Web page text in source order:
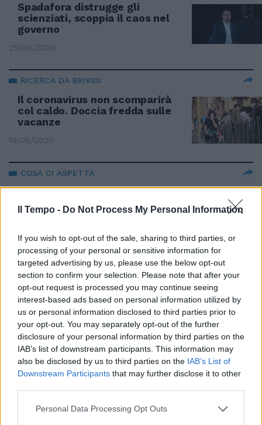
Il Tempo - Do Not Process My Personal Information
If you wish to opt-out of the sale, sharing to third parties, or
processing of your personal or sensitive information for
targeted advertising by us, please use the below opt-out
section to confirm your selection. Please note that after your
opt-out request is processed you may continue seeing
interest-based ads based on personal information utilized by
us or personal information disclosed to third parties prior to
your opt-out. You may separately opt-out of the further
disclosure of your personal information by third parties on the
IAB’s list of downstream participants. This information may
also be disclosed by us to third parties on the IAB’s List of
Downstream Participants that may further disclose it to other
Personal Data Processing Opt Outs
Spadafora distrugge gli
scienziati, scoppia il caos nel
governo
25/06/2020
RICERCA DA BRIVIDI
Il coronavirus non scomparirà
col caldo. Doccia fredda sulle
vacanze
19/05/2020
COSA CI ASPETTA
Coronavirus meno aggressivo.
Perché litigano gli scienziati
NATURE MEDICINE
Tutti i malati sviluppano
anticorpi contro il coronavirus.
Lo conferma una ricerca dalla
30/04/2020
LA PROPOSTA AL GOVERNO
Piano per riaprire l'Italia di
Burioni e altri 11 scienziati: "Test